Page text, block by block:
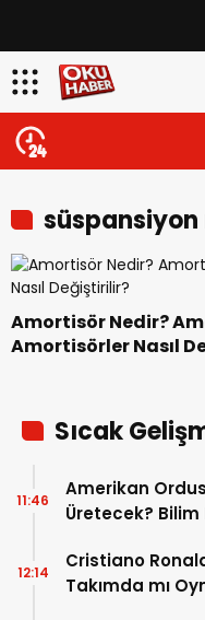
süspansiyon
Amortisör Nedir?
Amortisörler Nasıl
Sıcak
Amerikan
Üretecek?
11:46
Cristiano
Takımda mı
12:14